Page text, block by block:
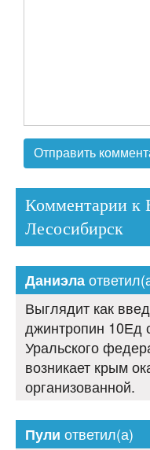
Комментарии к
Лесосибирск
Даниэла
Выглядит как
джинтропин 10Ед
Уральского
возникает крым
организованной.
Пули ответил(а)